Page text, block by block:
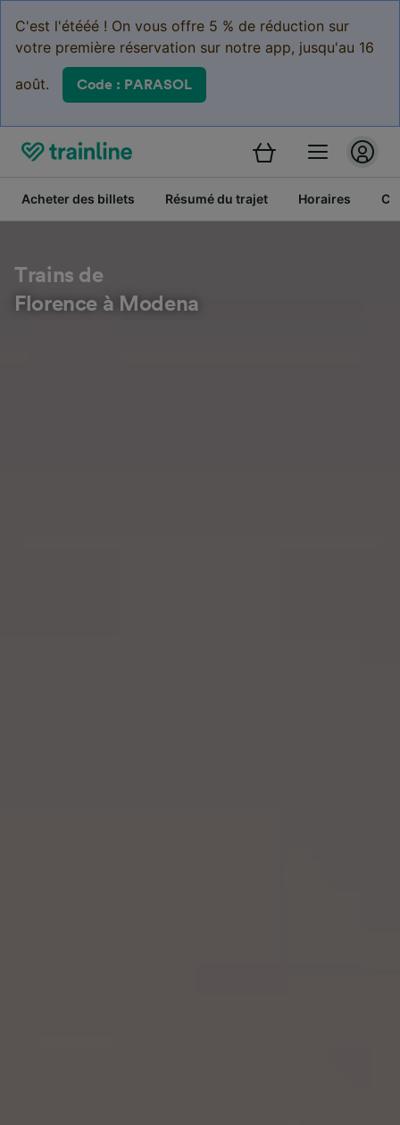
C'est l'étééé ! On vous offre 5 % de réduction sur
votre première réservation sur notre app, jusqu'au 16
août. Code : PARASOL
Acheter des billets Résumé du trajet Horaires
Trains de
Florence à Modena